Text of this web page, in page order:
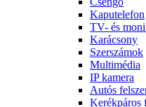
Kaputelefon
TV- és
Karácsony
Szerszámok
Multimédia
IP kamera
Autós
Kerékpáros